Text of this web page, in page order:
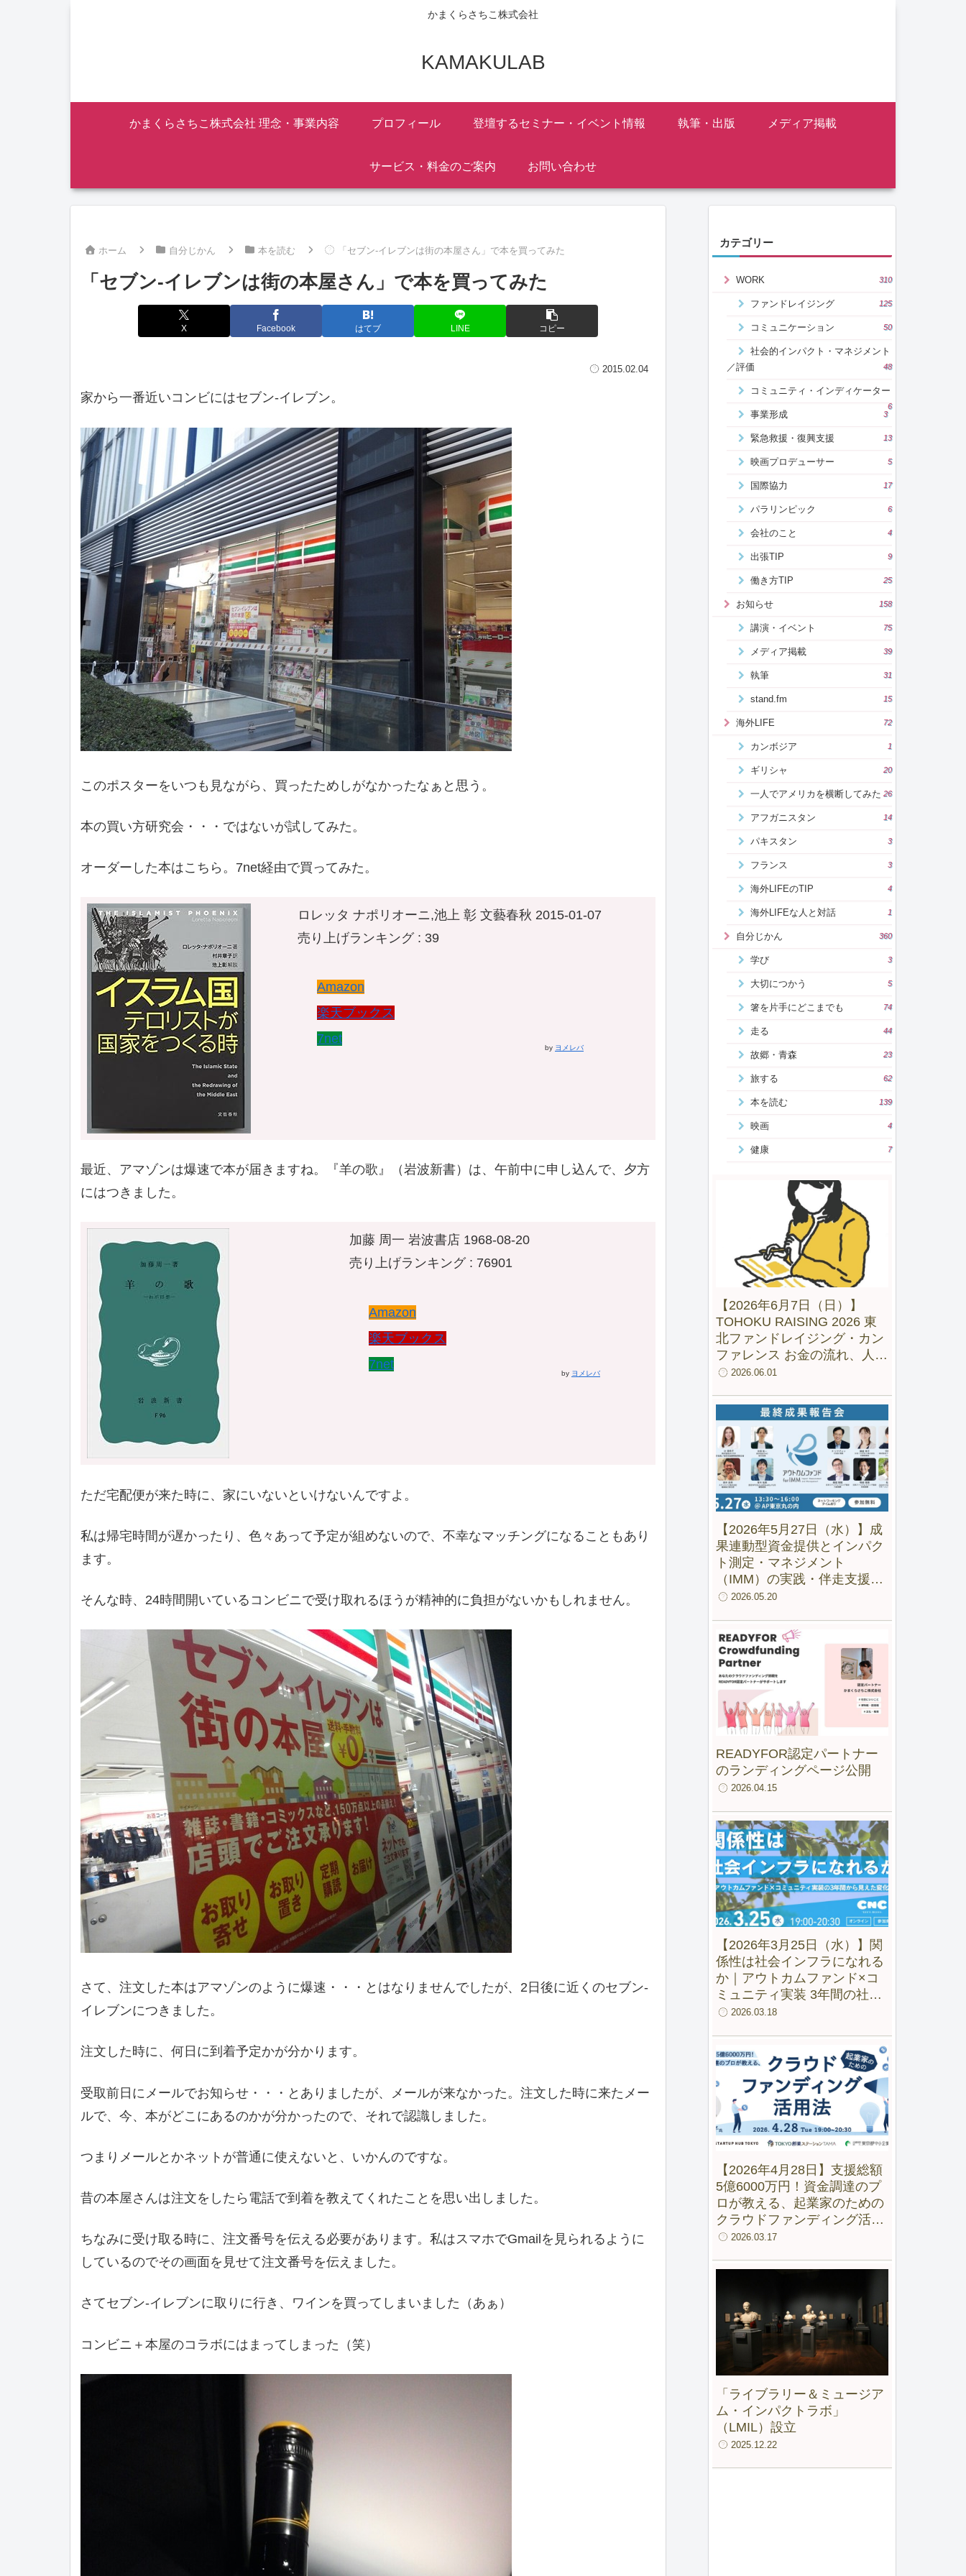
かまくらさちこ株式会社
KAMAKULAB
かまくらさちこ株式会社 理念・事業内容 プロフィール 登壇するセミナー・イベント情報 執筆・出版 メディア掲載
サービス・料金のご案内 お問い合わせ
ホーム 自分じかん 本を読む 「セブン-イレブンは街の本屋さん」で本を買ってみた
「セブン-イレブンは街の本屋さん」で本を買ってみた
X Facebook はてブ LINE コピー
2015.02.04
家から一番近いコンビにはセブン-イレブン。
このポスターをいつも見ながら、買ったためしがなかったなぁと思う。
本の買い方研究会・・・ではないが試してみた。
オーダーした本はこちら。7net経由で買ってみた。
ロレッタ ナポリオーニ,池上 彰 文藝春秋 2015-01-07
売り上げランキング : 39
Amazon
楽天ブックス
7net
by ヨメレバ
最近、アマゾンは爆速で本が届きますね。『羊の歌』（岩波新書）は、午前中に申し込んで、夕方
にはつきました。
加藤 周一 岩波書店 1968-08-20
売り上げランキング : 76901
Amazon
楽天ブックス
7net
by ヨメレバ
ただ宅配便が来た時に、家にいないといけないんですよ。
私は帰宅時間が遅かったり、色々あって予定が組めないので、不幸なマッチングになることもあり
ます。
そんな時、24時間開いているコンビニで受け取れるほうが精神的に負担がないかもしれません。
さて、注文した本はアマゾンのように爆速・・・とはなりませんでしたが、2日後に近くのセブン-
イレブンにつきました。
注文した時に、何日に到着予定かが分かります。
受取前日にメールでお知らせ・・・とありましたが、メールが来なかった。注文した時に来たメー
ルで、今、本がどこにあるのかが分かったので、それで認識しました。
つまりメールとかネットが普通に使えないと、いかんのですな。
昔の本屋さんは注文をしたら電話で到着を教えてくれたことを思い出しました。
ちなみに受け取る時に、注文番号を伝える必要があります。私はスマホでGmailを見られるように
しているのでその画面を見せて注文番号を伝えました。
さてセブン-イレブンに取りに行き、ワインを買ってしまいました（あぁ）
コンビニ＋本屋のコラボにはまってしまった（笑）
カテゴリー
WORK 310
ファンドレイジング 125
コミュニケーション 50
社会的インパクト・マネジメント
／評価
48
コミュニティ・インディケーター
6
事業形成 3
緊急救援・復興支援 13
映画プロデューサー 5
国際協力 17
パラリンピック 6
会社のこと 4
出張TIP 9
働き方TIP 25
お知らせ 158
講演・イベント 75
メディア掲載 39
執筆 31
stand.fm 15
海外LIFE 72
カンボジア 1
ギリシャ 20
一人でアメリカを横断してみた 26
アフガニスタン 14
パキスタン 3
フランス 3
海外LIFEのTIP 4
海外LIFEな人と対話 1
自分じかん 360
学び 3
大切につかう 5
箸を片手にどこまでも 74
走る 44
故郷・青森 23
旅する 62
本を読む 139
映画 4
健康 7
【2026年6月7日（日）】
TOHOKU RAISING 2026 東
北ファンドレイジング・カン
ファレンス お金の流れ、人の
流れ、地域の未来をつくる
2026.06.01
【2026年5月27日（水）】成
果連動型資金提供とインパク
ト測定・マネジメント
（IMM）の実践・伴走支援の
成果と可能性ー 「アウトカム
2026.05.20
READYFOR認定パートナー
のランディングページ公開
2026.04.15
【2026年3月25日（水）】関
係性は社会インフラになれる
か｜アウトカムファンド×コ
ミュニティ実装 3年間の社会
実験から見えた変化
2026.03.18
【2026年4月28日】支援総額
5億6000万円！資金調達のプ
ロが教える、起業家のための
クラウドファンディング活用
法【録画配信あり】
2026.03.17
「ライブラリー＆ミュージア
ム・インパクトラボ」
（LMIL）設立
2025.12.22